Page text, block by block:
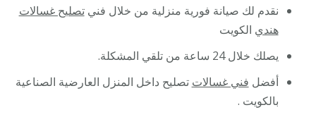
نقدم لك صيانة فورية منزلية من خلال فنيتصليح غسالات
هندي الكويت
يصلك خلال 24 ساعة من تلقي المشكلة.
أفضل فني غسالات تصليح داخل المنزل العارضية الصناعية
بالكويت .